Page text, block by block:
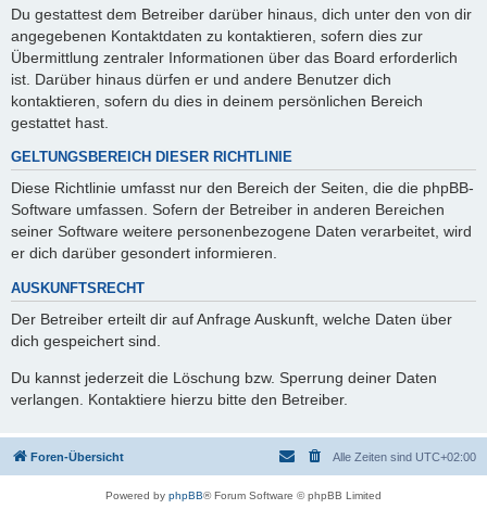
Du gestattest dem Betreiber darüber hinaus, dich unter den von dir
angegebenen Kontaktdaten zu kontaktieren, sofern dies zur
Übermittlung zentraler Informationen über das Board erforderlich
ist. Darüber hinaus dürfen er und andere Benutzer dich
kontaktieren, sofern du dies in deinem persönlichen Bereich
gestattet hast.
GELTUNGSBEREICH DIESER RICHTLINIE
Diese Richtlinie umfasst nur den Bereich der Seiten, die die phpBB-
Software umfassen. Sofern der Betreiber in anderen Bereichen
seiner Software weitere personenbezogene Daten verarbeitet, wird
er dich darüber gesondert informieren.
AUSKUNFTSRECHT
Der Betreiber erteilt dir auf Anfrage Auskunft, welche Daten über
dich gespeichert sind.
Du kannst jederzeit die Löschung bzw. Sperrung deiner Daten
verlangen. Kontaktiere hierzu bitte den Betreiber.
Foren-Übersicht Alle Zeiten sind UTC+02:00
Powered by phpBB® Forum Software © phpBB Limited